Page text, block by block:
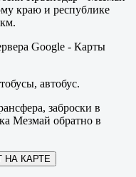
краю и республике
Google - Карты
автобус.
заброски в
Мезмай обратно в
НА КАРТЕ